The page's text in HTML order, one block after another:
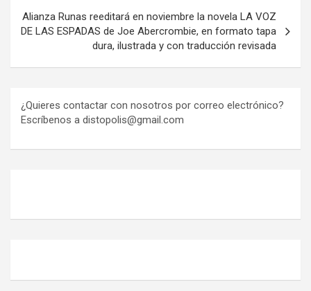
Alianza Runas reeditará en noviembre la novela LA VOZ
DE LAS ESPADAS de Joe Abercrombie, en formato tapa
dura, ilustrada y con traducción revisada
¿Quieres contactar con nosotros por correo electrónico?
Escríbenos a distopolis@gmail.com